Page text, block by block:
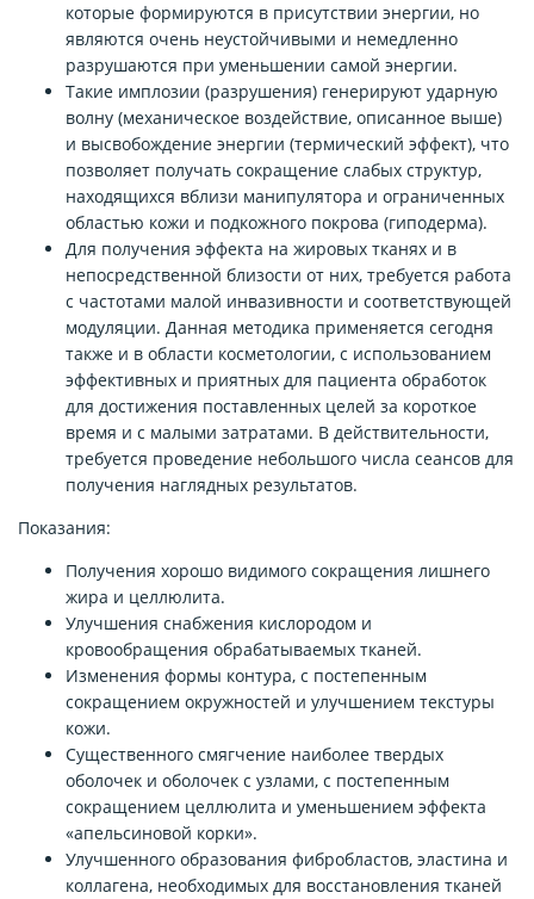
которые формируются в присутствии энергии, но
являются очень неустойчивыми и немедленно
разрушаются при уменьшении самой энергии.
Такие имплозии (разрушения) генерируют ударную
волну (механическое воздействие, описанное выше)
и высвобождение энергии (термический эффект), что
позволяет получать сокращение слабых структур,
находящихся вблизи манипулятора и ограниченных
областью кожи и подкожного покрова (гиподерма).
Для получения эффекта на жировых тканях и в
непосредственной близости от них, требуется работа
с частотами малой инвазивности и соответствующей
модуляции. Данная методика применяется сегодня
также и в области косметологии, с использованием
эффективных и приятных для пациента обработок
для достижения поставленных целей за короткое
время и с малыми затратами. В действительности,
требуется проведение небольшого числа сеансов для
получения наглядных результатов.
Показания:
Получения хорошо видимого сокращения лишнего
жира и целлюлита.
Улучшения снабжения кислородом и
кровообращения обрабатываемых тканей.
Изменения формы контура, с постепенным
сокращением окружностей и улучшением текстуры
кожи.
Существенного смягчение наиболее твердых
оболочек и оболочек с узлами, с постепенным
сокращением целлюлита и уменьшением эффекта
«апельсиновой корки».
Улучшенного образования фибробластов, эластина и
коллагена, необходимых для восстановления тканей